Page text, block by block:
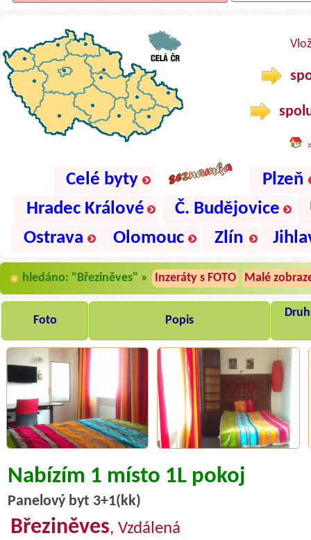
Celé byty
Plzeň
Hradec Králové
Č. Budějovice
Ostrava
Olomouc Zlín
hledáno: "Březiněves" » Inzeráty s FOTO Malé
Foto Popis
Nabízím 1 místo 1L pokoj
Panelový byt 3+1(kk)
Březiněves, Vzdálená